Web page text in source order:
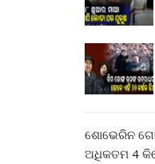
ଶୋଭେରିନ
ଅଧିକତମ 4